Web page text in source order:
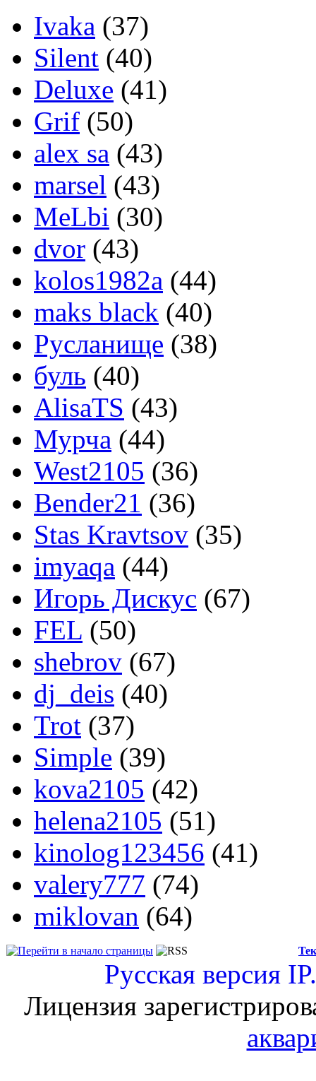
Ivaka (37)
Silent (40)
Deluxe (41)
Grif (50)
alex sa (43)
marsel (43)
MeLbi (30)
dvor (43)
kolos1982a (44)
maks black (40)
Русланище (38)
буль (40)
AlisaTS (43)
Мурча (44)
West2105 (36)
Bender21 (36)
Stas Kravtsov (35)
imyaqa (44)
Игорь Дискус (67)
FEL (50)
shebrov (67)
dj_deis (40)
Trot (37)
Simple (39)
kova2105 (42)
helena2105 (51)
kinolog123456 (41)
valery777 (74)
miklovan (64)
Русская версия
Лицензия